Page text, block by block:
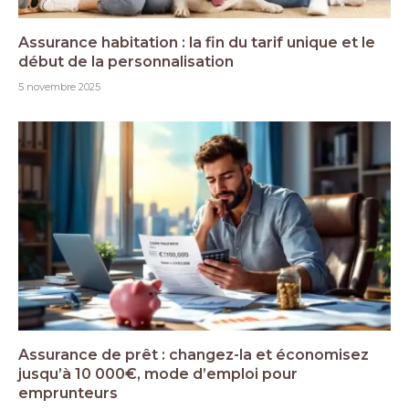
Assurance habitation : la fin du tarif unique et le
début de la personnalisation
5 novembre 2025
Assurance de prêt : changez-la et économisez
jusqu’à 10 000€, mode d’emploi pour
emprunteurs